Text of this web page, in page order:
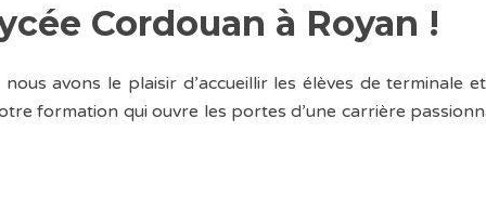
Cordouan à Royan !
avons le plaisir d’accueillir les élèves de terminale
formation qui ouvre les portes d’une carrière